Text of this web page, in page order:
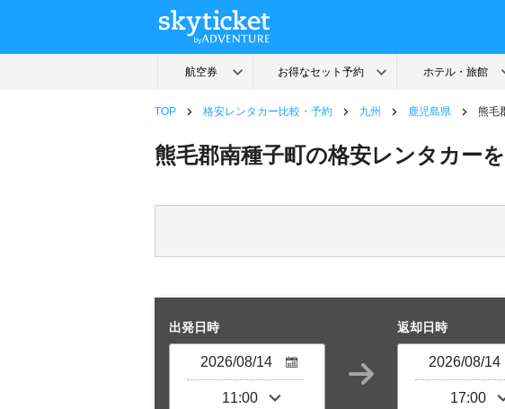
TOP 格安レンタカー比較・予約 九州 鹿児島県 熊毛
熊毛郡南種子町の格安レンタカー
出発日時 返却日時